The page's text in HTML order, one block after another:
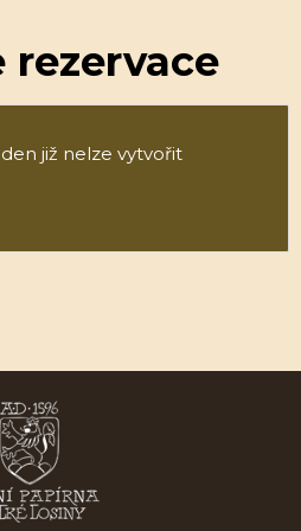
rezervace
již nelze vytvořit